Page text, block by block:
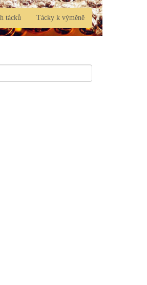
tácků Tácky k výměně